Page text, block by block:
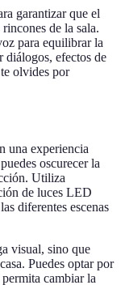
garantizar que el
de la sala.
para equilibrar la
diálogos, efectos de
olvides por
una experiencia
oscurecer la
Utiliza
de luces LED
diferentes escenas
visual, sino que
Puedes optar por
cambiar la